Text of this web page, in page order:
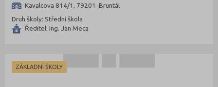
Kavalcova 814/1, 79201 Bruntál
Druh školy: Střední škola
Ředitel: Ing. Jan Meca
ZÁKLADNÍ ŠKOLY